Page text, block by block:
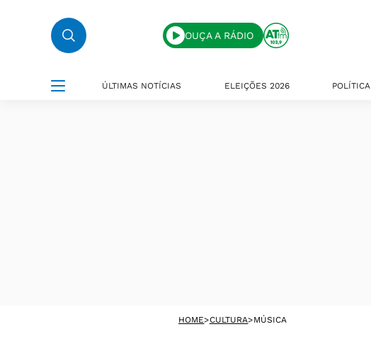
OUÇA A RÁDIO
ÚLTIMAS NOTÍCIAS ELEIÇÕES 2026 POLÍTICA
HOME>CULTURA>MÚSICA